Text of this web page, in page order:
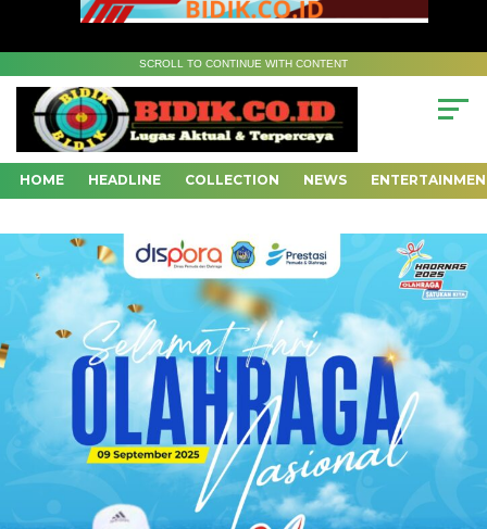
SCROLL TO CONTINUE WITH CONTENT
HOME HEADLINE COLLECTION NEWS